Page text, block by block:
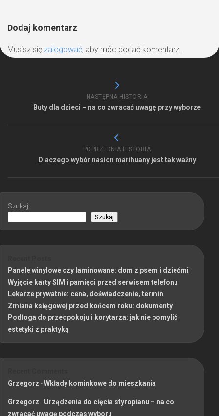
Dodaj komentarz
Musisz się zalogować, aby móc dodać komentarz.
NASTĘPNA HISTORIA
Buty dla dzieci – na co zwracać uwagę przy wyborze
POPRZEDNIA HISTORIA
Dlaczego wybór nasion marihuany jest tak ważny
Szukaj
Szukaj
Panele winylowe czy laminowane: dom z psem i dziećmi
Wyjęcie karty SIM i pamięci przed serwisem telefonu
Lekarze prywatnie: cena, doświadczenie, termin
Zmiana księgowej przed końcem roku: dokumenty
Podłoga do przedpokoju i korytarza: jak nie pomylić
estetyki z praktyką
Grzegorz -Wkłady kominkowe do mieszkania
Grzegorz - Urządzenia do cięcia styropianu – na co
zwracać uwagę podczas wyboru